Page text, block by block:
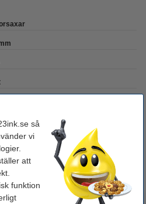
så
vi
att
funktion
produkter